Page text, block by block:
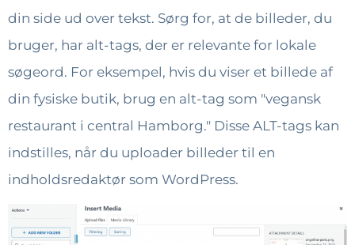
din side ud over tekst. Sørg for, at de billeder, du
bruger, har alt-tags, der er relevante for lokale
søgeord. For eksempel, hvis du viser et billede af
din fysiske butik, brug en alt-tag som "vegansk
restaurant i central Hamborg." Disse ALT-tags kan
indstilles, når du uploader billeder til en
indholdsredaktør som WordPress.